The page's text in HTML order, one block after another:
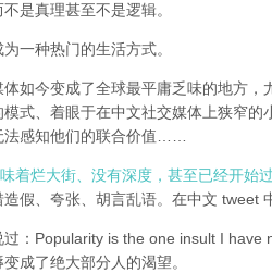
是真理甚至不是逻辑。
一种热门的生活方式。
体如今变成了全球最平庸乏味的地方
式、着眼于在中文社交媒体上狭窄
法感知他们的联合价值……
着烂大街、没有深度，甚至已经开始
假、夸张、胡言乱语。在中文 tweet
过：Popularity is the one insult I
成了绝大部分人的渴望。